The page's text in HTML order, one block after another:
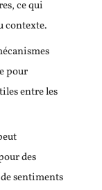
ce qui
contexte.
pour
entre les
des
sentiments